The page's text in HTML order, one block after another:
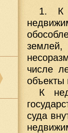
1. К
числе
объекты
К
суда